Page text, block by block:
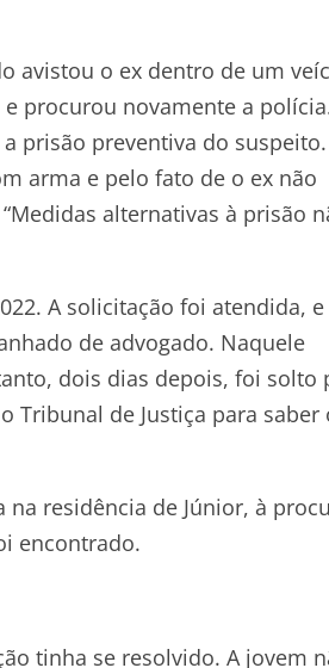
avistou o ex dentro de um
procurou novamente a
prisão preventiva do
arma e pelo fato de o ex não
alternativas à prisão
A solicitação foi atendida,
de advogado. Naquele
dois dias depois, foi solto
Tribunal de Justiça para saber
residência de Júnior, à
encontrado.
tinha se resolvido. A jovem